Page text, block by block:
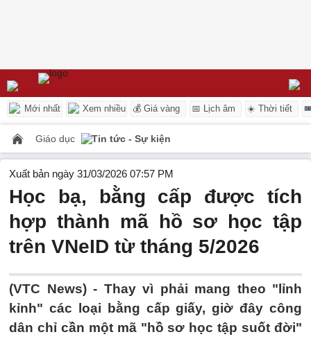
Mới nhất Xem nhiều 💰 Giá vàng 📅 Lịch âm ☀️ Thời tiết
Giáo dục Tin tức - Sự kiện
Xuất bản ngày 31/03/2026 07:57 PM
Học bạ, bằng cấp được tích
hợp thành mã hồ sơ học tập
trên VNeID từ tháng 5/2026
(VTC News) - Thay vì phải mang theo "lỉnh
kỉnh" các loại bằng cấp giấy, giờ đây công
dân chỉ cần một mã "hồ sơ học tập suốt đời"